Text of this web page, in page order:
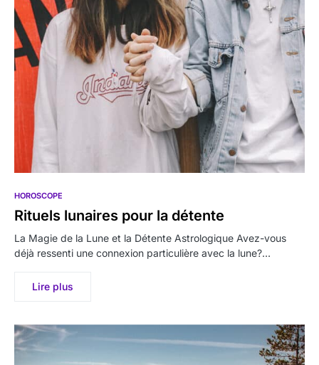
HOROSCOPE
Rituels lunaires pour la détente
La Magie de la Lune et la Détente Astrologique Avez-vous
déjà ressenti une connexion particulière avec la lune?…
Lire plus